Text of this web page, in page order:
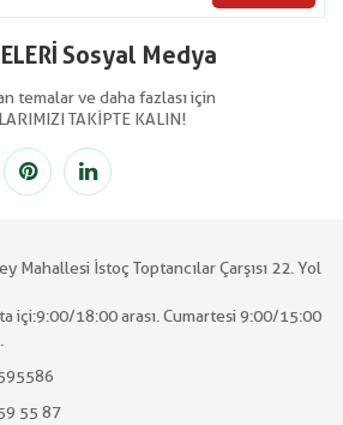
Sosyal Medya
temalar ve daha fazlası için
TAKİPTE KALIN!
Mahallesi İstoç Toptancılar Çarşısı 22. Yol
içi:9:00/18:00 arası. Cumartesi 9:00/15:00
55 87